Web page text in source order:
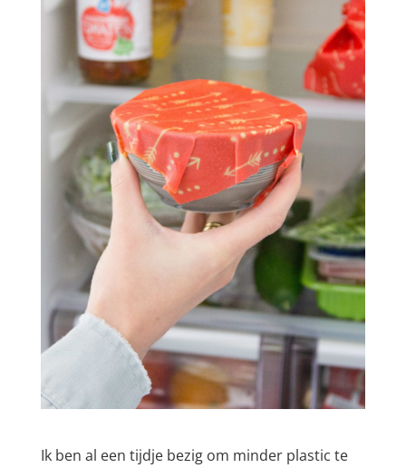
Ik ben al een tijdje bezig om minder plastic te